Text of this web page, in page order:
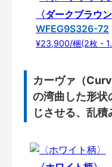
〈ダークブラウン
WFEG9S326-72
¥23,900/梱(2枚・
カーヴァ（
の湾曲した形状
じさせる、乱積